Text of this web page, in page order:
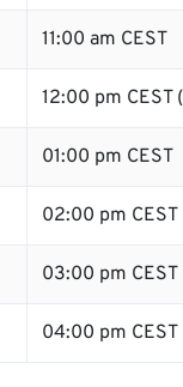
11:00 am CEST
12:00 pm CEST
01:00 pm CEST
02:00 pm CEST
03:00 pm CEST
04:00 pm CEST